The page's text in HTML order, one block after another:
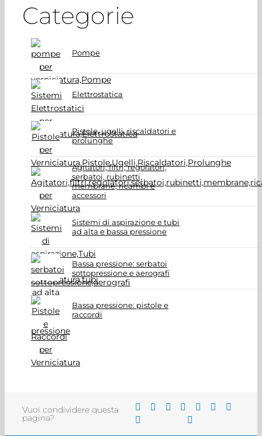
Categorie
Pompe
Elettrostatica
Pistole, ugelli, riscaldatori e
prolunghe
Agitatori, filtri, regolatori,
serbatoi, rubinetti,
membrane, ricambi e
accessori
Sistemi di aspirazione e tubi
ad alta e bassa pressione
Bassa pressione: serbatoi
sottopressione e aerografi
Bassa pressione: pistole e
raccordi
Vuoi condividere questa
pagina?